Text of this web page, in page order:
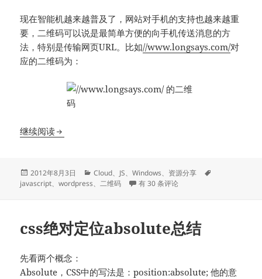
现在智能机越来越普及了，网站对手机的支持也越来越重
要，二维码可以说是最简单方便的向手机传送消息的方
法，特别是传输网页URL。比如//www.longsays.com/对
应的二维码为：
继续阅读利用Google API为网页添加二维码
发
布
2012年8月3日
分
类
Cloud、 JS、Windows、 资源分享
javascript、wordpress、二维码 利用Google API为网页添加二维码
有 30 条评论
css绝对定位absolute总结
先看两个概念：
Absolute，CSS中的写法是：position:absolute; 他的意